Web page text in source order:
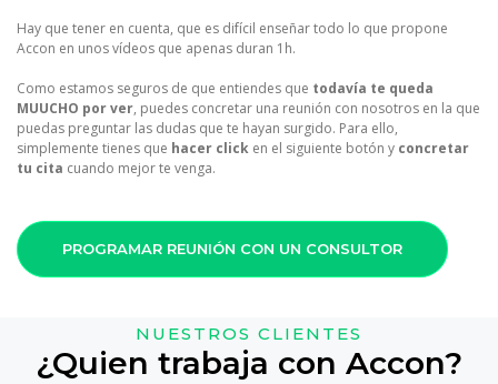
Hay que tener en cuenta, que es difícil enseñar todo lo que propone
Accon en unos vídeos que apenas duran 1h.
Como estamos seguros de que entiendes que todavía te queda
MUUCHO por ver, puedes concretar una reunión con nosotros en la que
puedas preguntar las dudas que te hayan surgido. Para ello,
simplemente tienes que hacer click en el siguiente botón y concretar
tu cita cuando mejor te venga.
PROGRAMAR REUNIÓN CON UN CONSULTOR
NUESTROS CLIENTES
¿Quien trabaja con Accon?